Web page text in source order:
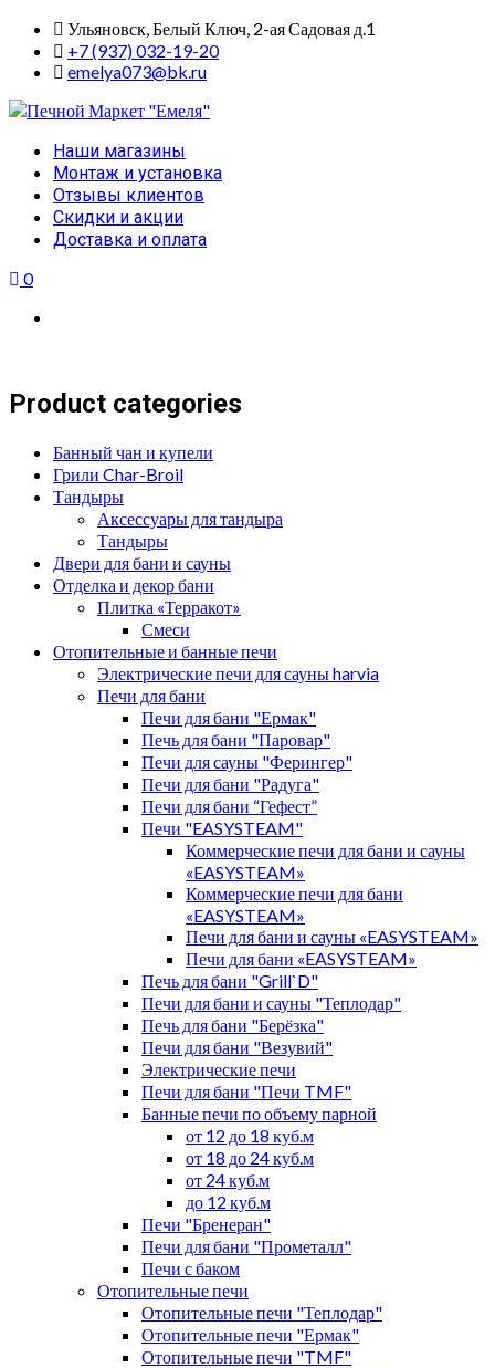
Skip
content
Ульяновск, Белый Ключ, 2-ая Садовая д.1
+7 (937) 032-19-20
emelya073@bk.ru
Primary
Menu
Наши магазины
Монтаж и установка
Отзывы клиентов
Скидки и акции
Доставка и оплата
0
Product categories
Банный чан и купели
Грили Char-Broil
Тандыры
Аксессуары для тандыра
Тандыры
Двери для бани и сауны
Отделка и декор бани
Плитка «Терракот»
Смеси
Отопительные и банные печи
Электрические печи для сауны harvia
Печи для бани
Печи для бани "Ермак"
Печь для бани "Паровар"
Печи для сауны "Ферингер"
Печи для бани "Радуга"
Печи для бани “Гефест”
Печи "EASYSTEAM"
Коммерческие печи для бани и сауны
«EASYSTEAM»
Коммерческие печи для бани
«EASYSTEAM»
Печи для бани и сауны «EASYSTEAM»
Печи для бани «EASYSTEAM»
Печь для бани "Grill`D"
Печи для бани и сауны "Теплодар"
Печь для бани "Берёзка"
Печи для бани "Везувий"
Электрические печи
Печи для бани "Печи TMF"
Банные печи по объему парной
от 12 до 18 куб.м
от 18 до 24 куб.м
от 24 куб.м
до 12 куб.м
Печи "Бренеран"
Печи для бани "Прометалл"
Печи с баком
Отопительные печи
Отопительные печи "Теплодар"
Отопительные печи "Ермак"
Отопительные печи "TMF"